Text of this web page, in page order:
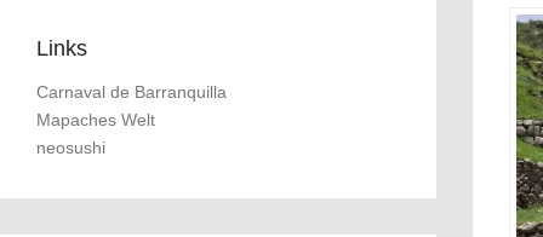
Links
Carnaval de Barranquilla
Mapaches Welt
neosushi